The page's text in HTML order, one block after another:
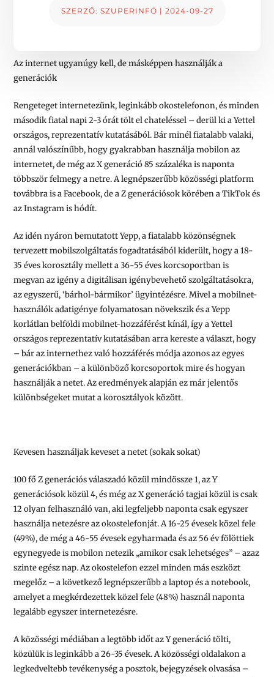
SZERZŐ: SZUPERINFÓ | 2024-09-27
Az internet ugyanúgy kell, de másképpen használják a
generációk
Rengeteget internetezünk, leginkább okostelefonon, és minden
második fiatal napi 2-3 órát tölt el chateléssel – derül ki a Yettel
országos, reprezentatív kutatásából. Bár minél fiatalabb valaki,
annál valószínűbb, hogy gyakrabban használja mobilon az
internetet, de még az X generáció 85 százaléka is naponta
többször felmegy a netre. A legnépszerűbb közösségi platform
továbbra is a Facebook, de a Z generációsok körében a TikTok és
az Instagram is hódít.
Az idén nyáron bemutatott Yepp, a fiatalabb közönségnek
tervezett mobilszolgáltatás fogadtatásából kiderült, hogy a 18-
35 éves korosztály mellett a 36-55 éves korcsoportban is
megvan az igény a digitálisan igénybevehető szolgáltatásokra,
az egyszerű, ‘bárhol-bármikor’ ügyintézésre. Mivel a mobilnet-
használók adatigénye folyamatosan növekszik és a Yepp
korlátlan belföldi mobilnet-hozzáférést kínál, így a Yettel
országos reprezentatív kutatásában arra kereste a választ, hogy
– bár az internethez való hozzáférés módja azonos az egyes
generációkban – a különböző korcsoportok mire és hogyan
használják a netet. Az eredmények alapján ez már jelentős
különbségeket mutat a korosztályok között.
Kevesen használjak keveset a netet (sokak sokat)
100 fő Z generációs válaszadó közül mindössze 1, az Y
generációsok közül 4, és még az X generáció tagjai közül is csak
12 olyan felhasználó van, aki legfeljebb naponta csak egyszer
használja netezésre az okostelefonját.A 16-25 évesek közel fele
(49%), de még a 46-55 évesek egyharmada és az 56 év fölöttiek
egynegyede is mobilon netezik „amikor csak lehetséges” – azaz
szinte egész nap. Az okostelefon ezzel minden más eszközt
megelőz – a következő legnépszerűbb a laptop és a notebook,
amelyet a megkérdezettek közel fele (48%) használ naponta
legalább egyszer internetezésre.
A közösségi médiában a legtöbb időt az Y generáció tölti,
közülük is leginkább a 26-35 évesek. A közösségi oldalakon a
legkedveltebb tevékenység a posztok, bejegyzések olvasása –